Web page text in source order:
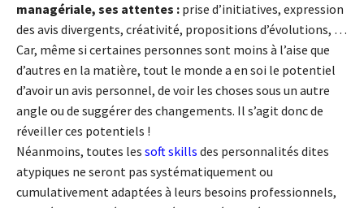
managériale, ses attentes : prise d’initiatives, expression
des avis divergents, créativité, propositions d’évolutions, …
Car, même si certaines personnes sont moins à l’aise que
d’autres en la matière, tout le monde a en soi le potentiel
d’avoir un avis personnel, de voir les choses sous un autre
angle ou de suggérer des changements. Il s’agit donc de
réveiller ces potentiels !
Néanmoins, toutes les soft skills des personnalités dites
atypiques ne seront pas systématiquement ou
cumulativement adaptées à leurs besoins professionnels,